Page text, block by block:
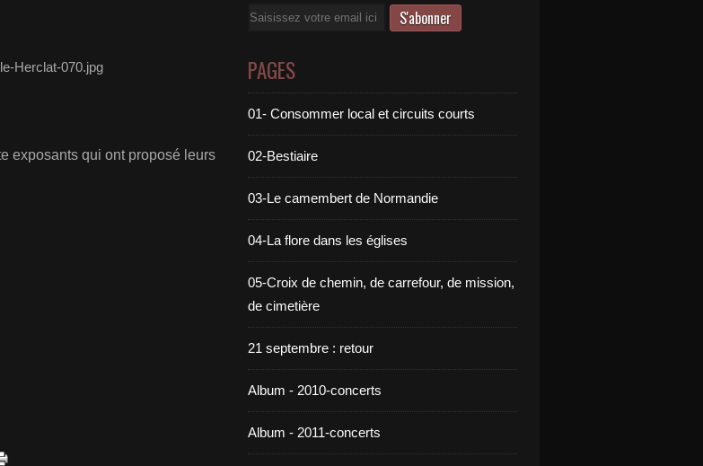
exposants qui ont proposé leurs
Email
PAGES
01- Consommer local et circuits courts
02-Bestiaire
03-Le camembert de Normandie
04-La flore dans les églises
05-Croix de chemin, de carrefour, de mission,
de cimetière
21 septembre : retour
Album - 2010-concerts
Album - 2011-concerts